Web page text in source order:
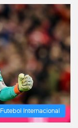
Futebol Internacional